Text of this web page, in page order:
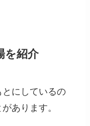
を紹介
にしているの
あります。